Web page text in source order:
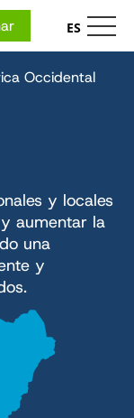
ES
Occidental
y locales
aumentar la
una
y